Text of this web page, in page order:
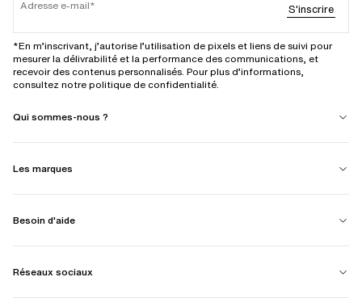
Adresse e-mail S'inscrire
*En m’inscrivant, j’autorise l’utilisation de pixels et liens de suivi pour
mesurer la délivrabilité et la performance des communications, et
recevoir des contenus personnalisés. Pour plus d’informations,
consultez notre politique de confidentialité.
Qui sommes-nous ?
Les marques
Besoin d'aide
Réseaux sociaux